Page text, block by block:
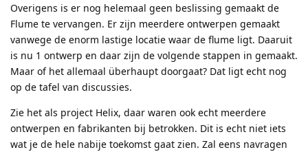
Overigens is er nog helemaal geen beslissing gemaakt de
Flume te vervangen. Er zijn meerdere ontwerpen gemaakt
vanwege de enorm lastige locatie waar de flume ligt. Daaruit
is nu 1 ontwerp en daar zijn de volgende stappen in gemaakt.
Maar of het allemaal überhaupt doorgaat? Dat ligt echt nog
op de tafel van discussies.
Zie het als project Helix, daar waren ook echt meerdere
ontwerpen en fabrikanten bij betrokken. Dit is echt niet iets
wat je de hele nabije toekomst gaat zien. Zal eens navragen